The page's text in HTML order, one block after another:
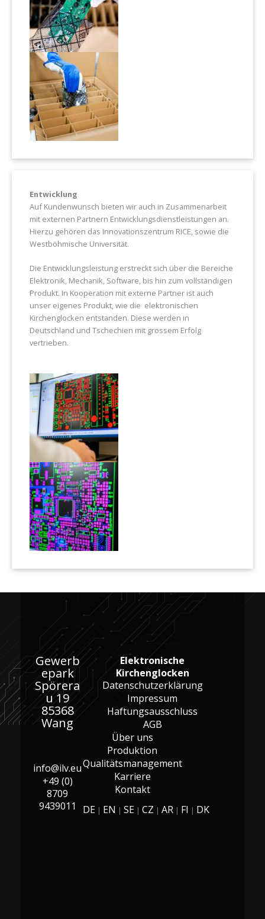
Entwicklung
Auf Kundenwunsch bieten wir auch in Zusammenarbeit
mit externen Partnern Entwicklungsdienstleistungen an.
Hierzu gehören das Innovationszentrum RICE, sowie die
Westböhmische Universität.
Die Entwicklungsleistung erstreckt sich über die Bereiche
Elektronik, Mechanik, Software, bis hin zum vollständigen
Produkt. In Kooperation mit externe Partner ist auch
unser eigenes Produkt, wie die elektronischen
Kirchenglocken entstanden. Diese werden in
Deutschland und Tschechien mit grossem Erfolg
vertrieben.
Gewerb
epark
Spörera
u 19
85368
Wang
info@ilv.eu
+49 (0)
8709
9439011
Elektronische
Kirchenglocken
Datenschutzerklärung
Impressum
Haftungsausschluss
AGB
Über uns
Produktion
Qualitätsmanagement
Karriere
Kontakt
DE| EN | SE| CZ | AR| FI | DK